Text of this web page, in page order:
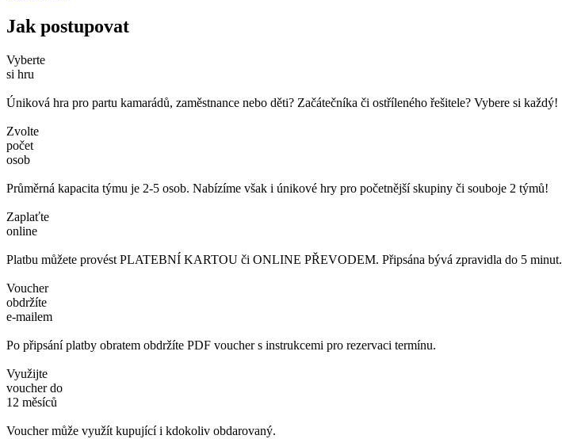
Jak postupovat
Vyberte
si hru
Úniková hra pro partu kamarádů, zaměstnance nebo děti? Začátečníka či ostříleného řešitele? Vybere si každý!
Zvolte
počet
osob
Průměrná kapacita týmu je 2-5 osob. Nabízíme však i únikové hry pro početnější skupiny či souboje 2 týmů!
Zaplaťte
online
Platbu můžete provést PLATEBNÍ KARTOU či ONLINE PŘEVODEM. Připsána bývá zpravidla do 5 minut.
Voucher
obdržíte
e-mailem
Po připsání platby obratem obdržíte PDF voucher s instrukcemi pro rezervaci termínu.
Využijte
voucher do
12 měsíců
Voucher může využít kupující i kdokoliv obdarovaný.